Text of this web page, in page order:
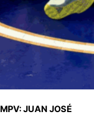
JUAN JOSÉ